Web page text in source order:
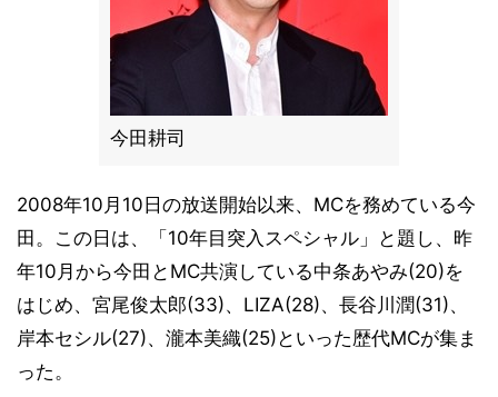
今田耕司
2008年10月10日の放送開始以来、MCを務めている今
田。この日は、「10年目突入スペシャル」と題し、昨
年10月から今田とMC共演している中条あやみ(20)を
はじめ、宮尾俊太郎(33)、LIZA(28)、長谷川潤(31)、
岸本セシル(27)、瀧本美織(25)といった歴代MCが集ま
った。